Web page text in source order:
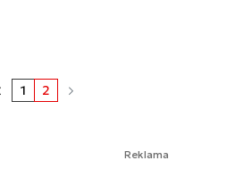
1 2
Reklama